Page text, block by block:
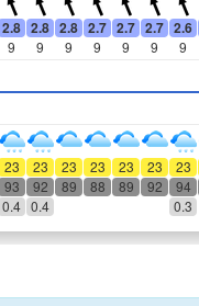
2.8 2.8 2.8 2.7 2.7 2.7 2.6
9 9 9 9 9 9 9
23 23 23 23 23 23 23
93 92 89 88 89 92 94
0.4 0.4 0.3